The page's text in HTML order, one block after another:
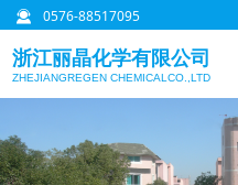
浙江丽晶化学有限公司
ZHEJIANGREGEN CHEMICALCO.,LTD
首页
关于丽晶
质量管理
끤 0576-88517095